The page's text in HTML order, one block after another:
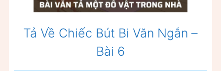
Tả Về Chiếc Bút Bi Văn Ngắn –
Bài 6